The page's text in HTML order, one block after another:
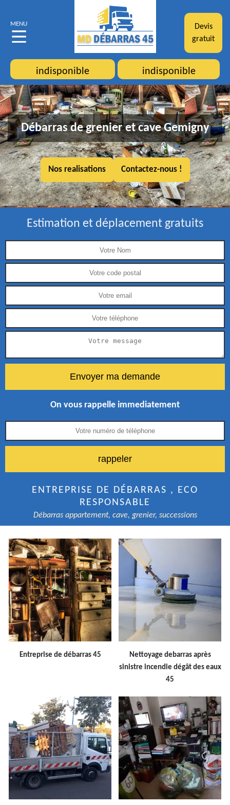
MENU
Devis
gratuit
indisponible indisponible
Débarras de grenier et cave Gemigny
Nos realisations Contactez-nous !
Estimation et déplacement gratuits
On vous rappelle immediatement
ENTREPRISE DE DÉBARRAS , ECO
RESPONSABLE
Débarras appartement, cave, grenier, successions
Entreprise de débarras 45
Nettoyage debarras après
sinistre incendie dégât des eaux
45